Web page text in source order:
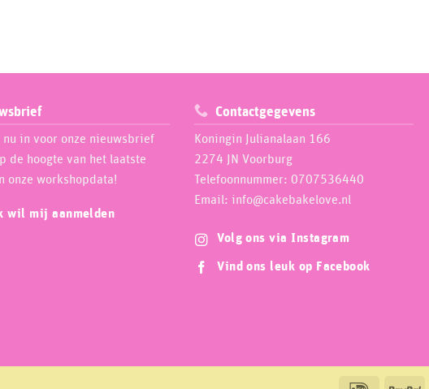
in voor onze nieuwsbrief
de hoogte van het laatste
onze workshopdata!
wil mij aanmelden
Contactgegevens
Koningin Julianalaan 166
2274 JN Voorburg
Telefoonnummer: 0707536440
Email: info@cakebakelove.nl
Volg ons via Instagram
Vind ons leuk op Facebook